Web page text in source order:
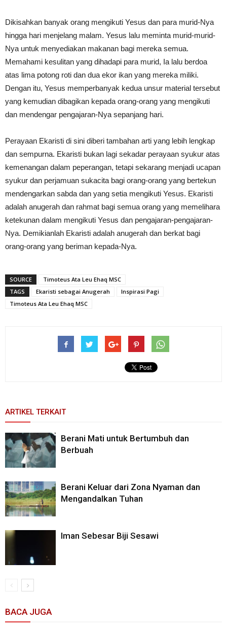
Dikisahkan banyak orang mengikuti Yesus dan para murid-Nya
hingga hari menjelang malam. Yesus lalu meminta murid-murid-
Nya untuk menyediakan makanan bagi mereka semua.
Memahami kesulitan yang dihadapi para murid, Ia lalu berdoa
atas lima potong roti dan dua ekor ikan yang mereka miliki.
Dengan itu, Yesus memperbanyak kedua unsur material tersebut
yang kemudian dibagikan kepada orang-orang yang mengikuti
dan mendengar pengajaran-Nya sepanjang hari.
Perayaan Ekaristi di sini diberi tambahan arti yang lebih lengkap
dan sempurna. Ekaristi bukan lagi sekadar perayaan syukur atas
kemenangan dalam peperangan, tetapi sekarang menjadi ucapan
syukur dan perjamuan sukacita bagi orang-orang yang bertekun
mendengarkan sabda dan yang setia mengikuti Yesus. Ekaristi
adalah anugerah dan rahmat bagi semua orang yang memelihara
ketekunan dalam mengikuti Yesus dan pengajaran-pengajaran-
Nya. Demikianlah Ekaristi adalah anugerah dan berkat bagi
orang-orang yang beriman kepada-Nya.
SOURCE
Timoteus Ata Leu Ehaq MSC
TAGS
Ekaristi sebagai Anugerah
Inspirasi Pagi
Timoteus Ata Leu Ehaq MSC
ARTIKEL TERKAIT
Berani Mati untuk Bertumbuh dan
Berbuah
Berani Keluar dari Zona Nyaman dan
Mengandalkan Tuhan
Iman Sebesar Biji Sesawi
BACA JUGA